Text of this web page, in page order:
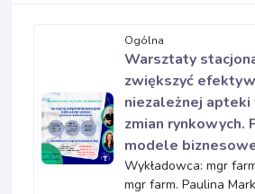
Ogólna
Warsztaty
zwiększyć
niezależnej apteki
zmian rynkowych.
modele
Wykładowca: mgr
mgr farm. Paulina